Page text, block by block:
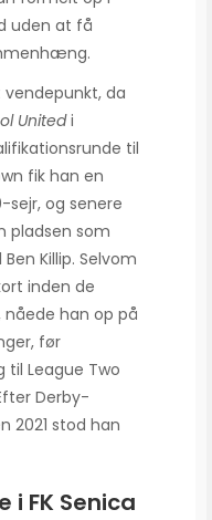
uden at få
da
Unitedi
til
fik han en
og senere
pladsen som
Killip. Selvom
inden de
han op på
før
til League Two
Derby-
2021 stod han
i FK Senica